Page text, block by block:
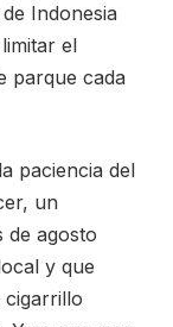
Indonesia
el
parque cada
paciencia del
un
de agosto
y que